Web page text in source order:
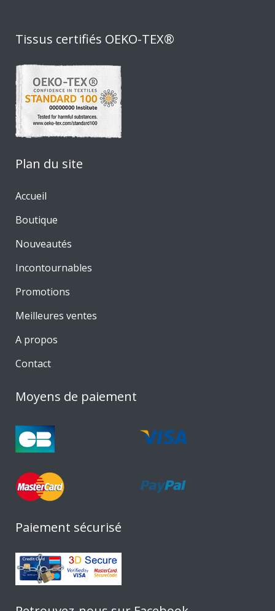
Tissus certifiés OEKO-TEX®
Plan du site
Accueil
Boutique
Nouveautés
Incontournables
Promotions
Meilleures ventes
A propos
Contact
Moyens de paiement
Paiement sécurisé